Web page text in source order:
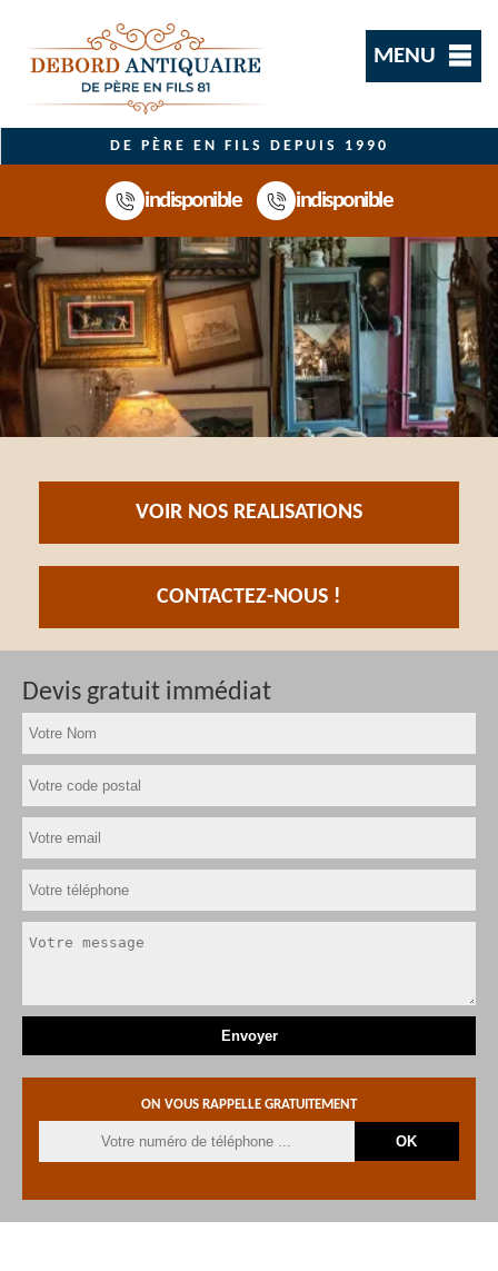
MENU
DE PÈRE EN FILS DEPUIS 1990
indisponible indisponible
VOIR NOS REALISATIONS
CONTACTEZ-NOUS !
Devis gratuit immédiat
ON VOUS RAPPELLE GRATUITEMENT